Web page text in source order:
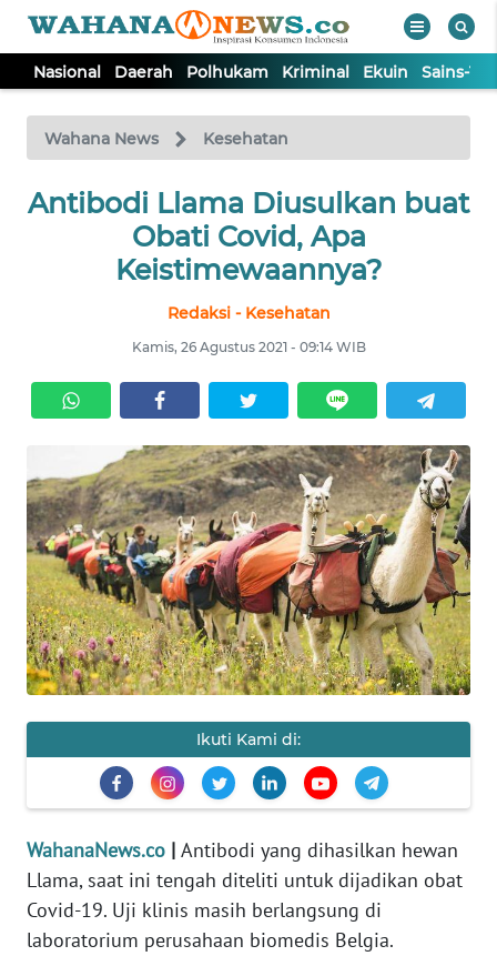
Nasional Daerah Polhukam Kriminal Ekuin Sains-
Wahana News Kesehatan
Antibodi Llama Diusulkan buat
Obati Covid, Apa
Keistimewaannya?
Redaksi - Kesehatan
Kamis, 26 Agustus 2021 - 09:14 WIB
Ikuti Kami di:
WahanaNews.co | Antibodi yang dihasilkan hewan
Llama, saat ini tengah diteliti untuk dijadikan obat
Covid-19. Uji klinis masih berlangsung di
laboratorium perusahaan biomedis Belgia.
TV
Tutup
NASIONAL
KRIMINAL
SAINS-TEKNO
KESEHATAN
INTERNASIONAL
SERBA-SERBI
PENDIDIKAN
OPINI
EDITORIAL